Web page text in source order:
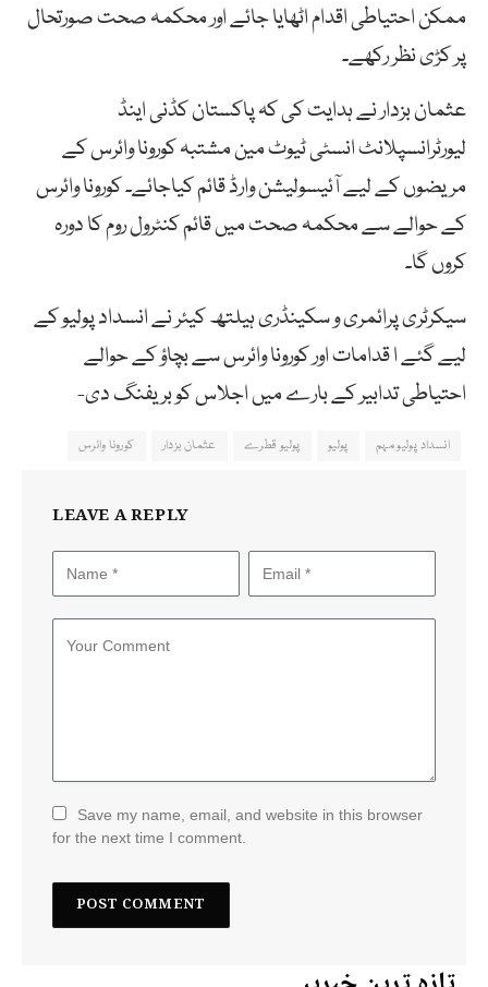
ممکن احتیاطی اقدام اٹھایا جائے اور محکمہ صحت صورتحال
پر کڑی نظر رکھے۔
عثمان بزدار نے ہدایت کی کہ پاکستان کڈنی اینڈ
لیورٹرانسپلانٹ انسٹی ٹیوٹ مین مشتبہ کورونا وائرس کے
مریضوں کے لیے آئیسولیشن وارڈ قائم کیاجائے۔ کورونا وائرس
کے حوالے سے محکمہ صحت میں قائم کنٹرول روم کا دورہ
کروں گا۔
سیکرٹری پرائمری و سکینڈری ہیلتھ کیئر نے انسداد پولیو کے
لیے گئے ا قدامات اور کورونا وائرس سے بچاؤ کے حوالے
احتیاطی تدابیر کے بارے میں اجلاس کو بریفنگ دی-
انسداد پولیو مہم پولیو پولیو قطرے عثمان بزدار کورونا وائرس
LEAVE A REPLY
Save my name, email, and website in this browser
for the next time I comment.